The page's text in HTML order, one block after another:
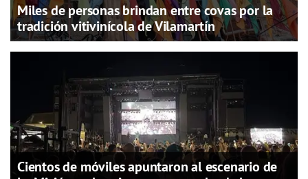
Miles de personas brindan entre covas por la
tradición vitivinícola de Vilamartín
Cientos de móviles apuntaron al escenario de